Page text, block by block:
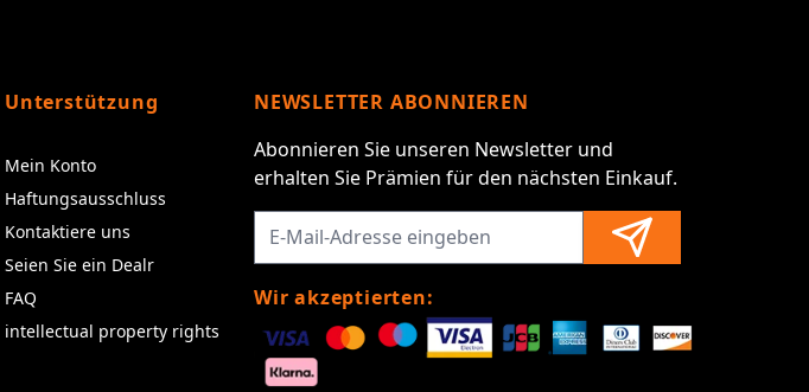
Unterstützung
Mein Konto
Haftungsausschluss
Kontaktiere uns
Seien Sie ein Dealr
FAQ
intellectual property rights
NEWSLETTER ABONNIEREN
Abonnieren Sie unseren Newsletter und
erhalten Sie Prämien für den nächsten Einkauf.
Wir akzeptierten: